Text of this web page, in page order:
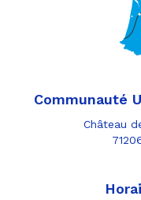
Communauté
Château